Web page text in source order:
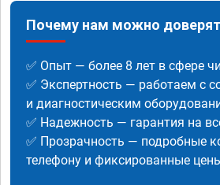
Почему нам можно
✅ Опыт — более 8 лет в сфере
✅ Экспертность — работаем с
и диагностическим
✅ Надежность — гарантия на
✅ Прозрачность — подробные
телефону и фиксированные